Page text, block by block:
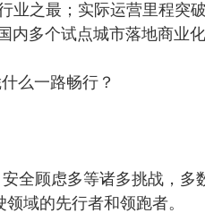
配件特许销售商
维修信息平台
业之最；实际运营里程突
多个试点城市落地商业
么一路畅行？
全顾虑多等诸多挑战，多
域的先行者和领跑者。